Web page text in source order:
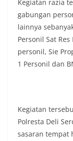
Kegiatan razia
gabungan
lainnya
Personil Sat
personil, Sie
1 Personil dan
Kegiatan
Polresta Deli
sasaran tempat